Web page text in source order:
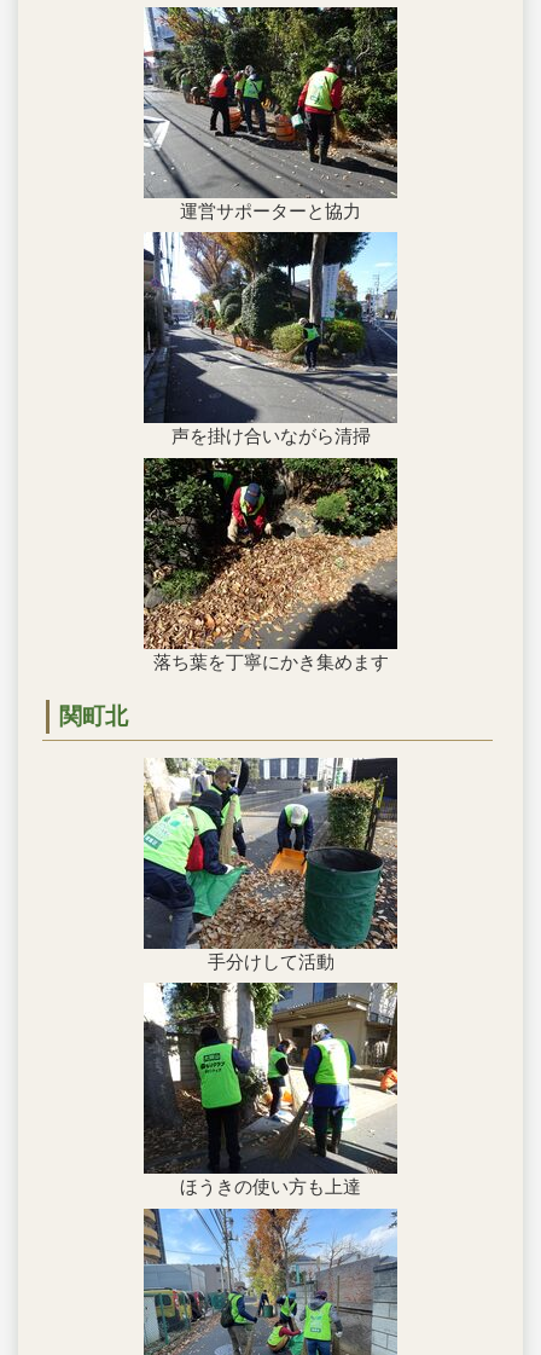
運営サポーターと協力
声を掛け合いながら清掃
落ち葉を丁寧にかき集めます
関町北
手分けして活動
ほうきの使い方も上達